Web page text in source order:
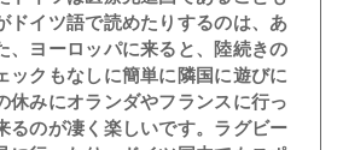
ドイツ語で読めたりするのは、あ
、ヨーロッパに来ると、陸続きの
ックもなしに簡単に隣国に遊びに
休みにオランダやフランスに行っ
るのが凄く楽しいです。ラグビー